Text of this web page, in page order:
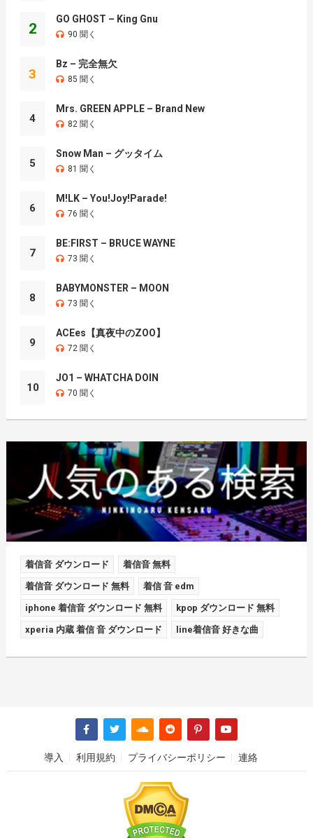
2
GO GHOST – King Gnu
90 聞く
3
Bz – 完全無欠
85 聞く
4
Mrs. GREEN APPLE – Brand New
82 聞く
5
Snow Man – グッタイム
81 聞く
6
M!LK – You!Joy!Parade!
76 聞く
7
BE:FIRST – BRUCE WAYNE
73 聞く
8
BABYMONSTER – MOON
73 聞く
9
ACEes【真夜中のZOO】
72 聞く
10
JO1 – WHATCHA DOIN
70 聞く
着信音 ダウンロード 着信音 無料
着信音 ダウンロード 無料 着信 音 edm
iphone 着信音 ダウンロード 無料 kpop ダウンロード 無料
xperia 内蔵 着信 音 ダウンロード line着信音 好きな曲
導入 利用規約 プライバシーポリシー 連絡